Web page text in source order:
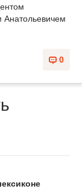
Анатольевичем
0